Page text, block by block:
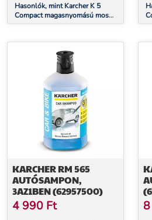
Hasonlók, mint Karcher K 5
Compact magasnyomású mosó
(16307500)
KARCHER RM 565
AUTÓSAMPON,
3AZ1BEN (62957500)
4 990 Ft